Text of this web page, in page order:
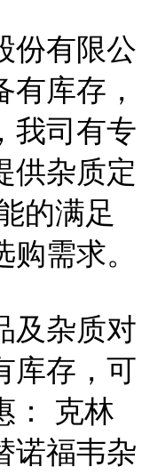
份有限公
库存，
我司有专
供杂质定
的满足
需求。
及杂质对
库存，可
： 克林
诺福韦杂